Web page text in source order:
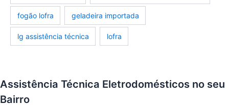
fogão lofra geladeira importada
lg assistência técnica lofra
Assistência Técnica Eletrodomésticos no seu
Bairro